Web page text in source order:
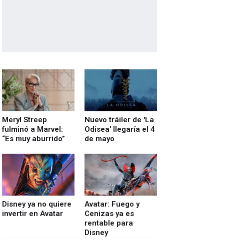
Meryl Streep
fulminó a Marvel:
“Es muy aburrido”
Nuevo tráiler de 'La
Odisea' llegaría el 4
de mayo
Disney ya no quiere
invertir en Avatar
Avatar: Fuego y
Cenizas ya es
rentable para
Disney